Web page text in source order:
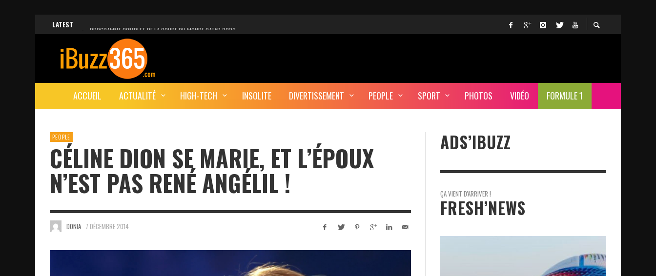
LATEST
PROGRAMME COMPLET DE LA COUPE DU MONDE QATAR 2022
FACEBOOK, INSTAGRAM ET WHATSAPP HORS SERVICE! EST-CE UNE CYBER-ATTAQUE?
UNE VIDÉO 4K MONTRE LA PLANÈTE MARS EN ULTRA-HAUTE DÉFINITION
LANCEMENT DU PREMIER VOL HABITÉ DE SPACEX
DÉCÈS DE L’EX-PRÉSIDENT ZINE EL ABIDINE BEN ALI, SERA-T-IL ENTERRÉ EN TUNISIE?
ACCUEIL ACTUALITÉ HIGH-TECH INSOLITE DIVERTISSEMENT PEOPLE SPORT PHOTOS VIDÉO FORMULE 1
PEOPLE
CÉLINE DION SE MARIE, ET L’ÉPOUX
N’EST PAS RENÉ ANGÉLIL !
DONIA 7 DÉCEMBRE 2014
ADS’IBUZZ
ÇA VIENT D'ARRIVER !
FRESH’NEWS